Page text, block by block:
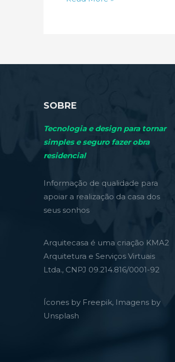
revista
SOBRE
Tecnologia e design para tornar
simples e seguro fazer obra
residencial
Informação de qualidade para
apoiar a realização da casa dos
seus sonhos
Arquitecasa é uma criação KMA2
Arquitetura e Serviços Virtuais
Ltda., CNPJ 09.214.816/0001-92
Ícones by Freepik, Imagens by
Unsplash